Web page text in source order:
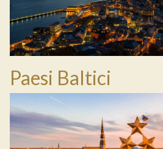
Paesi Baltici